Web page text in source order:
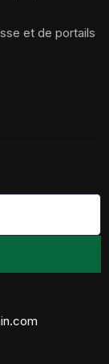
et de portails